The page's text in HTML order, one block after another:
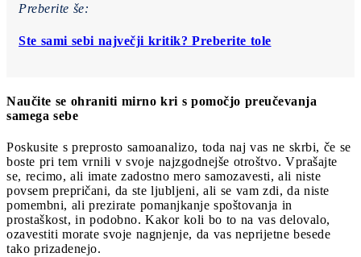
Preberite še:
Ste sami sebi največji kritik? Preberite tole
Naučite se ohraniti mirno kri s pomočjo preučevanja
samega sebe
Poskusite s preprosto samoanalizo, toda naj vas ne skrbi, če se
boste pri tem vrnili v svoje najzgodnejše otroštvo. Vprašajte
se, recimo, ali imate zadostno mero samozavesti, ali niste
povsem prepričani, da ste ljubljeni, ali se vam zdi, da niste
pomembni, ali prezirate pomanjkanje spoštovanja in
prostaškost, in podobno. Kakor koli bo to na vas delovalo,
ozavestiti morate svoje nagnjenje, da vas neprijetne besede
tako prizadenejo.